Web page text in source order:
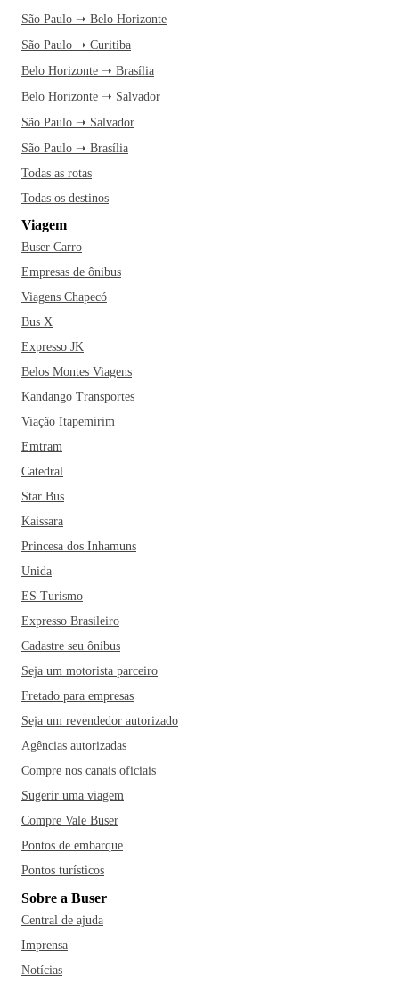
São Paulo ➝ Belo Horizonte
São Paulo ➝ Curitiba
Belo Horizonte ➝ Brasília
Belo Horizonte ➝ Salvador
São Paulo ➝ Salvador
São Paulo ➝ Brasília
Todas as rotas
Todas os destinos
Viagem
Buser Carro
Empresas de ônibus
Viagens Chapecó
Bus X
Expresso JK
Belos Montes Viagens
Kandango Transportes
Viação Itapemirim
Emtram
Catedral
Star Bus
Kaissara
Princesa dos Inhamuns
Unida
ES Turismo
Expresso Brasileiro
Cadastre seu ônibus
Seja um motorista parceiro
Fretado para empresas
Seja um revendedor autorizado
Agências autorizadas
Compre nos canais oficiais
Sugerir uma viagem
Compre Vale Buser
Pontos de embarque
Pontos turísticos
Sobre a Buser
Central de ajuda
Imprensa
Notícias